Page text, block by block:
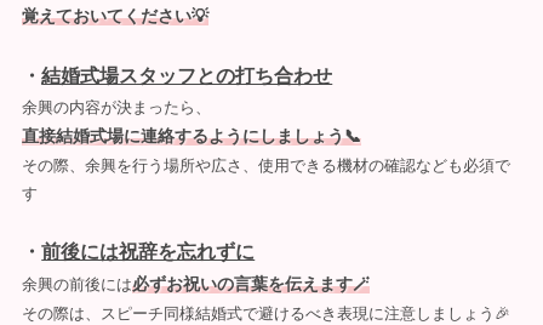
覚えておいてください💡
・結婚式場スタッフとの打ち合わせ
余興の内容が決まったら、
直接結婚式場に連絡するようにしましょう📞
その際、余興を行う場所や広さ、使用できる機材の確認なども必須で
す
・前後には祝辞を忘れずに
余興の前後には必ずお祝いの言葉を伝えます🪄
その際は、スピーチ同様結婚式で避けるべき表現に注意しましょう🎉